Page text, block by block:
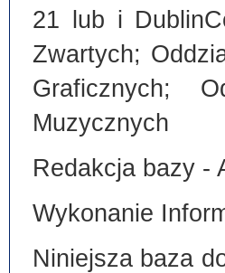
21 lub i
Zwartych;
Graficznych;
Muzycznych
Redakcja bazy -
Wykonanie
Niniejsza baza